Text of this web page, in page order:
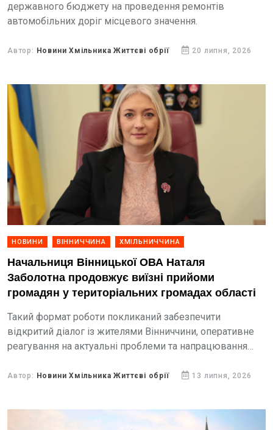
державного бюджету на проведення ремонтів
автомобільних доріг місцевого значення.
Автор: Новини Хмільника Життєві обрії 20 липня, 2026
НОВИНИ ВІННИЧЧИНА ХМІЛЬНИЧЧИНА
Начальниця Вінницької ОВА Наталя
Заболотна продовжує виїзні прийоми
громадян у територіальних громадах області
Такий формат роботи покликаний забезпечити
відкритий діалог із жителями Вінниччини, оперативне
реагування на актуальні проблеми та напрацювання
Автор: Новини Хмільника Життєві обрії 13 липня, 2026